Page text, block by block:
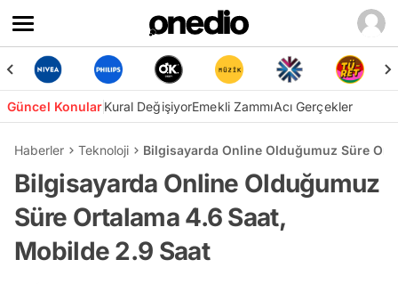
Güncel KonularKural DeğişiyorEmekli ZammıAcı Gerçekler
Haberler Teknoloji Bilgisayarda Online Olduğumuz Süre
Bilgisayarda Online Olduğumuz
Süre Ortalama 4.6 Saat,
Mobilde 2.9 Saat